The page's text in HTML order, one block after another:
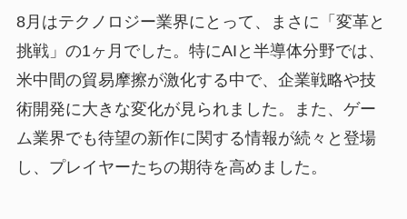
8月はテクノロジー業界にとって、まさに「変革と
挑戦」の1ヶ月でした。特にAIと半導体分野では、
米中間の貿易摩擦が激化する中で、企業戦略や技
術開発に大きな変化が見られました。また、ゲー
ム業界でも待望の新作に関する情報が続々と登場
し、プレイヤーたちの期待を高めました。